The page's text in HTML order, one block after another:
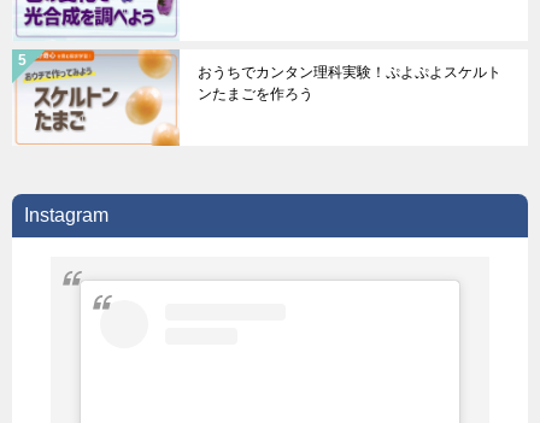
おうちでカンタン理科実験！ぷよぷよスケルト
ンたまごを作ろう
Instagram